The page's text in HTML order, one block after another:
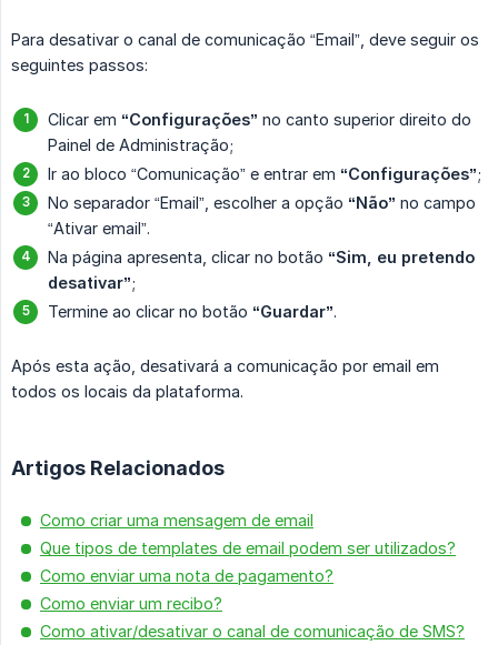
Para desativar o canal de comunicação “Email”, deve seguir os
seguintes passos:
Clicar em “Configurações” no canto superior direito do
Painel de Administração;
Ir ao bloco “Comunicação” e entrar em “Configurações”;
No separador “Email”, escolher a opção “Não” no campo
“Ativar email”.
Na página apresenta, clicar no botão “Sim, eu pretendo
desativar”;
Termine ao clicar no botão “Guardar”.
Após esta ação, desativará a comunicação por email em
todos os locais da plataforma.
Artigos Relacionados
Como criar uma mensagem de email
Que tipos de templates de email podem ser utilizados?
Como enviar uma nota de pagamento?
Como enviar um recibo?
Como ativar/desativar o canal de comunicação de SMS?